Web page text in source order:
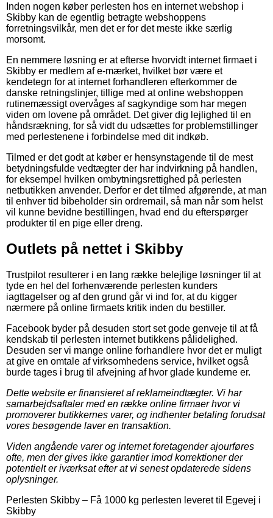
Inden nogen køber perlesten hos en internet webshop i
Skibby kan de egentlig betragte webshoppens
forretningsvilkår, men det er for det meste ikke særlig
morsomt.
En nemmere løsning er at efterse hvorvidt internet firmaet i
Skibby er medlem af e-mærket, hvilket bør være et
kendetegn for at internet forhandleren efterkommer de
danske retningslinjer, tillige med at online webshoppen
rutinemæssigt overvåges af sagkyndige som har megen
viden om lovene på området. Det giver dig lejlighed til en
håndsrækning, for så vidt du udsættes for problemstillinger
med perlestenene i forbindelse med dit indkøb.
Tilmed er det godt at køber er hensynstagende til de mest
betydningsfulde vedtægter der har indvirkning på handlen,
for eksempel hvilken ombytningsrettighed på perlesten
netbutikken anvender. Derfor er det tilmed afgørende, at man
til enhver tid bibeholder sin ordremail, så man når som helst
vil kunne bevidne bestillingen, hvad end du efterspørger
produkter til en pige eller dreng.
Outlets på nettet i Skibby
Trustpilot resulterer i en lang række belejlige løsninger til at
tyde en hel del forhenværende perlesten kunders
iagttagelser og af den grund går vi ind for, at du kigger
nærmere på online firmaets kritik inden du bestiller.
Facebook byder på desuden stort set gode genveje til at få
kendskab til perlesten internet butikkens pålidelighed.
Desuden ser vi mange online forhandlere hvor det er muligt
at give en omtale af virksomhedens service, hvilket også
burde tages i brug til afvejning af hvor glade kunderne er.
Dette website er finansieret af reklameindtægter. Vi har
samarbejdsaftaler med en række online firmaer hvor vi
promoverer butikkernes varer, og indhenter betaling forudsat
vores besøgende laver en transaktion.
Viden angående varer og internet foretagender ajourføres
ofte, men der gives ikke garantier imod korrektioner der
potentielt er iværksat efter at vi senest opdaterede sidens
oplysninger.
Perlesten Skibby – Få 1000 kg perlesten leveret til Egevej i
Skibby